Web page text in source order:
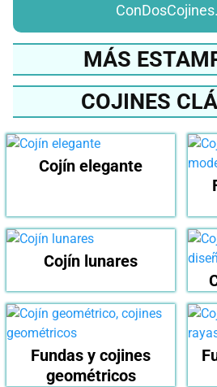
MÁS
COJINES
Cojín elegante
Cojín lunares
Fundas y cojines
geométricos